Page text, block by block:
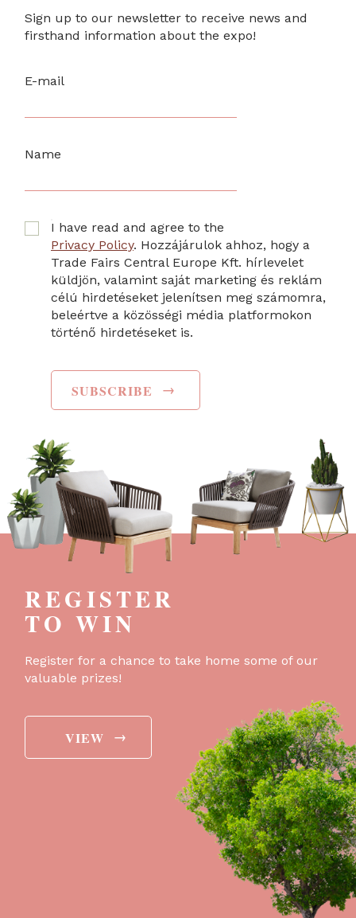
Sign up to our newsletter to receive news and
firsthand information about the expo!
E-mail
Name
I have read and agree to the
Privacy Policy. Hozzájárulok ahhoz, hogy a
Trade Fairs Central Europe Kft. hírlevelet
küldjön, valamint saját marketing és reklám
célú hirdetéseket jelenítsen meg számomra,
beleértve a közösségi média platformokon
történő hirdetéseket is.
SUBSCRIBE →
REGISTER
TO WIN
Register for a chance to take home some of our
valuable prizes!
VIEW →